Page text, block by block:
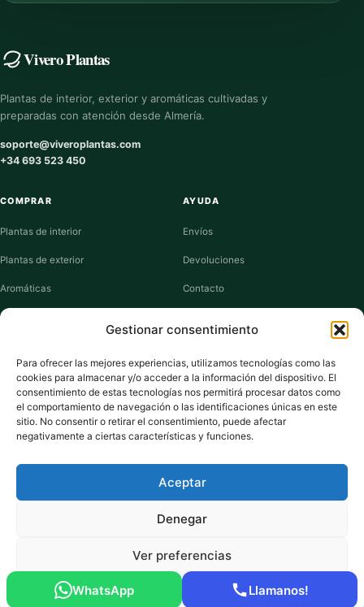
Gestionar consentimiento
Para ofrecer las mejores experiencias, utilizamos tecnologías como las
cookies para almacenar y/o acceder a la información del dispositivo. El
consentimiento de estas tecnologías nos permitirá procesar datos como
el comportamiento de navegación o las identificaciones únicas en este
sitio. No consentir o retirar el consentimiento, puede afectar
negativamente a ciertas características y funciones.
Aceptar
Denegar
Ver preferencias
Vivero Plantas
Plantas de interior, exterior y aromáticas cultivadas y
preparadas con atención desde Almería.
soporte@viveroplantas.com
+34 693 523 450
COMPRAR
Plantas de interior
Plantas de exterior
Aromáticas
Suculentas
AYUDA
Envíos
Devoluciones
Contacto
VIVERO PLANTAS
Sobre nosotros
Puntos y recompensas
Cookies
Pago seguro: Tarjeta de Crédito / Débito Amazon Pay Klarna Link
© 2026 ViveroPlantas Online S.L. · NIF B27640622
WhatsApp Llamanos!